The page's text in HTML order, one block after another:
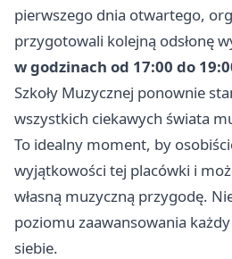
pierwszego dnia otwartego,
przygotowali kolejną odsłonę
w godzinach od 17:00 do
Szkoły Muzycznej ponownie
wszystkich ciekawych świata
To idealny moment, by
wyjątkowości tej placówki i
własną muzyczną przygodę.
poziomu zaawansowania
siebie.